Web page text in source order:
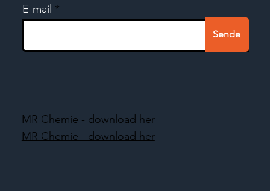
E-mail
Sende
MR Chemie - download her
MR Chemie - download her